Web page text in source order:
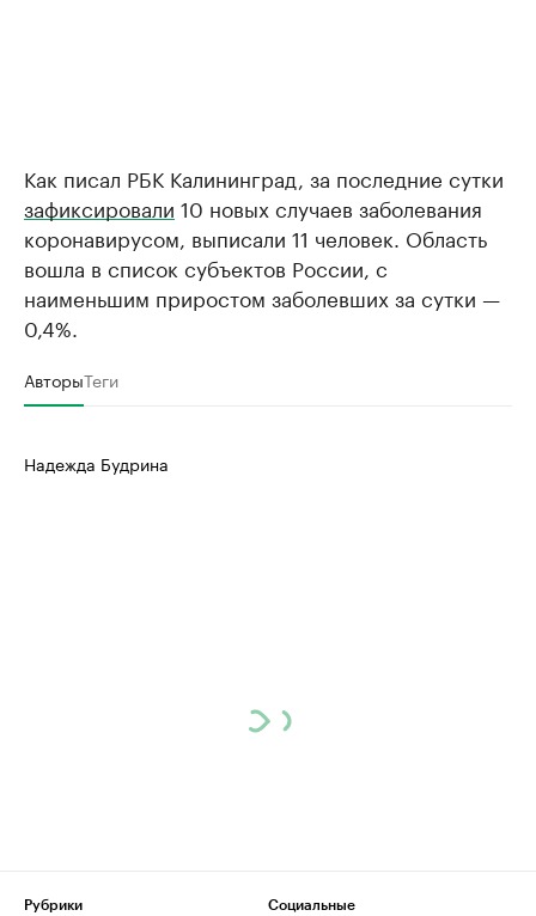
Как писал РБК Калининград, за последние сутки
зафиксировали 10 новых случаев заболевания
коронавирусом, выписали 11 человек. Область
вошла в список субъектов России, с
наименьшим приростом заболевших за сутки —
0,4%.
АвторыТеги
Надежда Будрина
Рубрики
Социальные